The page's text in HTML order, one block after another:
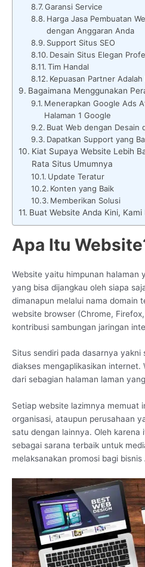
Garansi Service
Harga Jasa Pembuatan
dengan Anggaran Anda
Support Situs SEO
Desain Situs Elegan
Tim Handal
Kepuasan Partner Adalah
Bagaimana Menggunakan
Menerapkan Google Ads
Halaman 1 Google
Buat Web dengan Desain
Dapatkan Support yang
Kiat Supaya Website Lebih
Rata Situs Umumnya
Update Teratur
Konten yang Baik
Memberikan Solusi
Buat Website Anda Kini,
Apa Itu
Website yaitu himpunan halaman
yang bisa dijangkau oleh siapa
dimanapun melalui nama domain
website browser (Chrome,
kontribusi sambungan jaringan
Situs sendiri pada dasarnya
diakses mengaplikasikan internet.
dari sebagian halaman laman
Setiap website lazimnya memuat
organisasi, ataupun perusahaan
satu dengan lainnya. Oleh karena
sebagai sarana terbaik untuk
melaksanakan promosi bagi bisnis